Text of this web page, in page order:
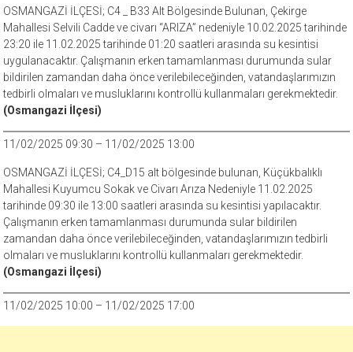
OSMANGAZİ İLÇESİ; C4 _ B33 Alt Bölgesinde Bulunan, Çekirge
Mahallesi Selvili Cadde ve civarı “ARIZA” nedeniyle 10.02.2025 tarihinde
23:20 ile 11.02.2025 tarihinde 01:20 saatleri arasında su kesintisi
uygulanacaktır. Çalışmanın erken tamamlanması durumunda sular
bildirilen zamandan daha önce verilebileceğinden, vatandaşlarımızın
tedbirli olmaları ve musluklarını kontrollü kullanmaları gerekmektedir.
(Osmangazi İlçesi)
11/02/2025 09:30 – 11/02/2025 13:00
OSMANGAZİ İLÇESİ; C4_D15 alt bölgesinde bulunan, Küçükbalıklı
Mahallesi Kuyumcu Sokak ve Civarı Arıza Nedeniyle 11.02.2025
tarihinde 09:30 ile 13:00 saatleri arasında su kesintisi yapılacaktır.
Çalışmanın erken tamamlanması durumunda sular bildirilen
zamandan daha önce verilebileceğinden, vatandaşlarımızın tedbirli
olmaları ve musluklarını kontrollü kullanmaları gerekmektedir.
(Osmangazi İlçesi)
11/02/2025 10:00 – 11/02/2025 17:00